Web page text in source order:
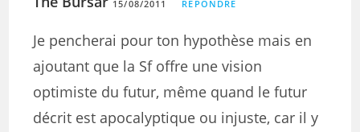
15/08/2011 RÉPONDRE
Je pencherai pour ton hypothèse mais en
ajoutant que la Sf offre une vision
optimiste du futur, même quand le futur
décrit est apocalyptique ou injuste, car il y